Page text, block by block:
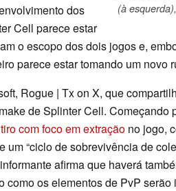
(à
dos
Cell parece estar
o escopo dos dois jogos e,
parece estar tomando um novo
Rogue | Tx on X, que
de Splinter Cell. Começando
com foco em extração no jogo,
“ciclo de sobrevivência de
afirma que haverá
como os elementos de PvP serão